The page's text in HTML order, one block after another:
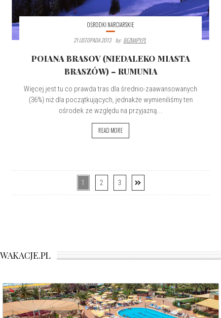
OŚRODKI NARCIARSKIE
21 LISTOPADA 2013
By: BEZMAPY.PL
POIANA BRASOV (NIEDALEKO MIASTA
BRASZÓW) – RUMUNIA
Więcej jest tu co prawda tras dla średnio-zaawansowanych
(36%) niż dla początkujących, jednakże wymieniliśmy ten
ośrodek ze względu na przyjazną...
READ MORE
1 2 3
WAKACJE.PL